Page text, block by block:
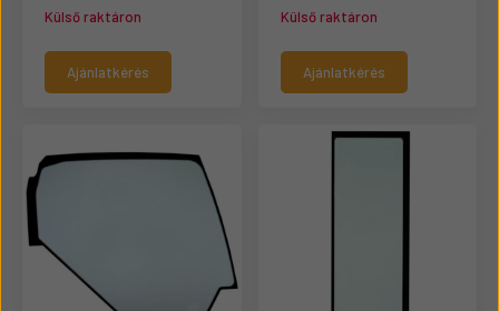
Külső raktáron
Ajánlatkérés
Külső raktáron
Ajánlatkérés